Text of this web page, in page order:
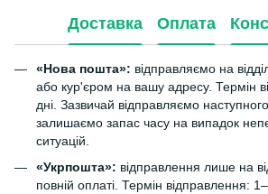
Доставка Оплата
«Нова пошта»: відправляємо на
або кур'єром на вашу адресу. Термін
дні. Зазвичай відправляємо
залишаємо запас часу на випадок
ситуацій.
«Укрпошта»: відправлення лише на
повній оплаті. Термін відправлення: